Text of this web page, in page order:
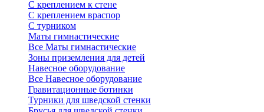
С креплением к стене
С креплением враспор
С турником
Маты гимнастические
Все Маты гимнастические
Зоны приземления для детей
Навесное оборудование
Все Навесное оборудование
Гравитационные ботинки
Турники для шведской стенки